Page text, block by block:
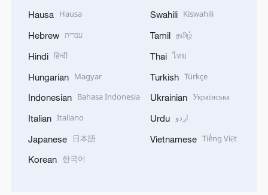
Hausa Hausa
Hebrew עברית
Hindi हिन्दी
Hungarian Magyar
Indonesian Bahasa Indonesia
Italian Italiano
Japanese 日本語
Korean 한국어
Swahili Kiswahili
Tamil தமிழ்
Thai ไทย
Turkish Türkçe
Ukrainian Українська
Urdu اردو
Vietnamese Tiếng Việt